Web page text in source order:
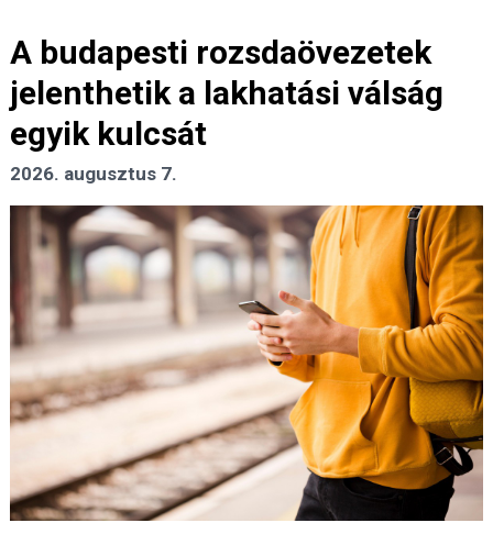
A budapesti rozsdaövezetek
jelenthetik a lakhatási válság
egyik kulcsát
2026. augusztus 7.